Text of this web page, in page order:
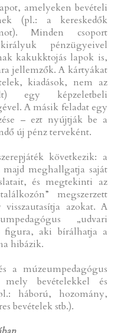
amelyeken bevételi
(pl.: a kereskedők
Minden csoport
pénzügyeivel
kakukktojás lapok is,
jellemzők. A kártyákat
kiadások, nem az
egy képzeletbeli
A másik feladat egy
– ezt nyújtják be a
új pénz terveként.
következik: a
meghallgatja saját
és megtekinti az
megszerzett
azokat. A
„udvari
figura, aki bírálhatja a
hibázik.
a múzeumpedagógus
bevételekkel és
háború, hozomány,
bevételek stb.).